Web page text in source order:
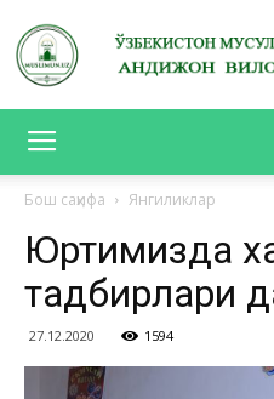
Бош саҳифа Янгиликлар
Юртимизда
тадбирлари
27.12.2020 1594